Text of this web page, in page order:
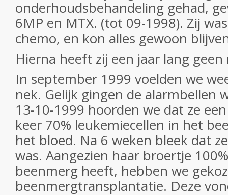
onderhoudsbehandeling gehad,
6MP en MTX. (tot 09-1998). Zij
chemo, en kon alles gewoon
Hierna heeft zij een jaar lang
In september 1999 voelden we
nek. Gelijk gingen de alarmbellen
13-10-1999 hoorden we dat ze
keer 70% leukemiecellen in het
het bloed. Na 6 weken bleek dat
was. Aangezien haar broertje
beenmerg heeft, hebben we
beenmergtransplantatie. Deze